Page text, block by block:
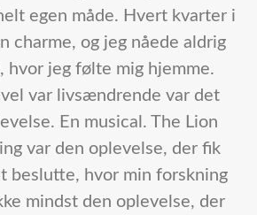
egen måde. Hvert kvarter i
charme, og jeg nåede aldrig
hvor jeg følte mig hjemme.
var livsændrende var det
En musical. The Lion
var den oplevelse, der fik
beslutte, hvor min forskning
mindst den oplevelse, der